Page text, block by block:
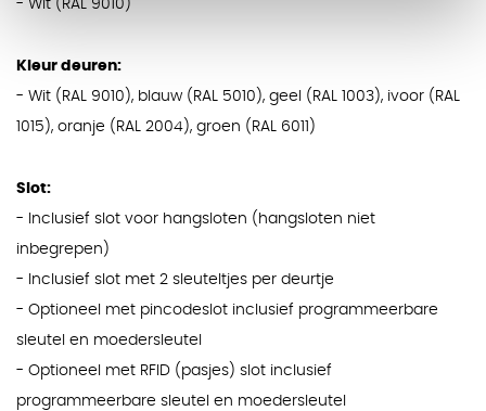
- Wit (RAL 9010)
Kleur deuren:
- Wit (RAL 9010), blauw (RAL 5010), geel (RAL 1003), ivoor (RAL
1015), oranje (RAL 2004), groen (RAL 6011)
Slot:
- Inclusief slot voor hangsloten (hangsloten niet
inbegrepen)
- Inclusief slot met 2 sleuteltjes per deurtje
- Optioneel met pincodeslot inclusief programmeerbare
sleutel en moedersleutel
- Optioneel met RFID (pasjes) slot inclusief
programmeerbare sleutel en moedersleutel